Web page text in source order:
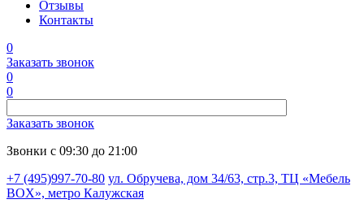
Отзывы
Контакты
0
Заказать звонок
0
0
Заказать звонок
Звонки с 09:30 до 21:00
+7 (495)997-70-80 ул. Обручева, дом 34/63, стр.3, ТЦ «Мебель
BOX», метро Калужская